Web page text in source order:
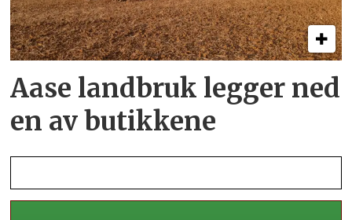
Aase landbruk legger ned
en av butikkene